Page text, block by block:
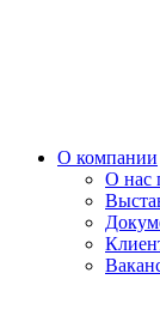
О компании
О нас